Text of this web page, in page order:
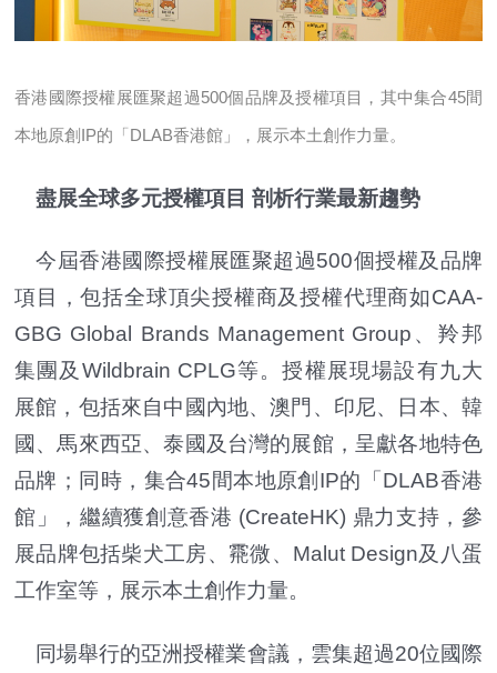
香港國際授權展匯聚超過500個品牌及授權項目，其中集合45間
本地原創IP的「DLAB香港館」，展示本土創作力量。
盡展全球多元授權項目 剖析行業最新趨勢
今屆香港國際授權展匯聚超過500個授權及品牌
項目，包括全球頂尖授權商及授權代理商如CAA-
GBG Global Brands Management Group、羚邦
集團及Wildbrain CPLG等。授權展現場設有九大
展館，包括來自中國內地、澳門、印尼、日本、韓
國、馬來西亞、泰國及台灣的展館，呈獻各地特色
品牌；同時，集合45間本地原創IP的「DLAB香港
館」，繼續獲創意香港 (CreateHK) 鼎力支持，參
展品牌包括柴犬工房、䬠微、Malut Design及八蛋
工作室等，展示本土創作力量。
同場舉行的亞洲授權業會議，雲集超過20位國際